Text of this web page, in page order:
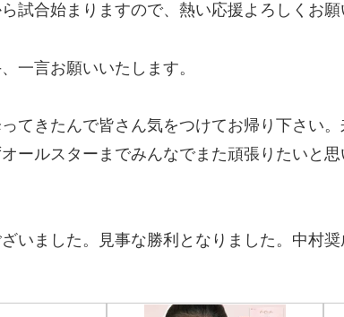
試合始まりますので、熱い応援よろしくお願
一言お願いいたします。
ってきたんで皆さん気をつけてお帰り下さい
ールスターまでみんなでまた頑張りたいと
いました。見事な勝利となりました。中村奨